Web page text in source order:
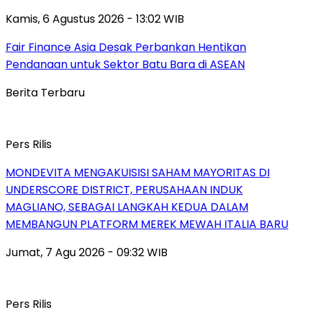
Kamis, 6 Agustus 2026 - 13:02 WIB
Fair Finance Asia Desak Perbankan Hentikan
Pendanaan untuk Sektor Batu Bara di ASEAN
Berita Terbaru
Pers Rilis
MONDEVITA MENGAKUISISI SAHAM MAYORITAS DI
UNDERSCORE DISTRICT, PERUSAHAAN INDUK
MAGLIANO, SEBAGAI LANGKAH KEDUA DALAM
MEMBANGUN PLATFORM MEREK MEWAH ITALIA BARU
Jumat, 7 Agu 2026 - 09:32 WIB
Pers Rilis